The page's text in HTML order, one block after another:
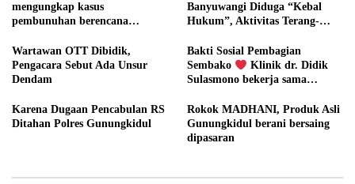
mengungkap kasus
pembunuhan berencana
Korea Selatan berinisial B.S.
yang terjadi di Tambun
Selatan, Bekasi.
Banyuwangi Diduga “Kebal
Hukum”, Aktivitas Terang-
Wartawan OTT Dibidik,
Pengacara Sebut Ada Unsur
Dendam
Bakti Sosial Pembagian
Sembako
Klinik dr. Didik
Sulasmono bekerja sama
Karena Dugaan Pencabulan RS
Ditahan Polres Gunungkidul
Rokok MADHANI, Produk Asli
Gunungkidul berani bersaing
dipasaran